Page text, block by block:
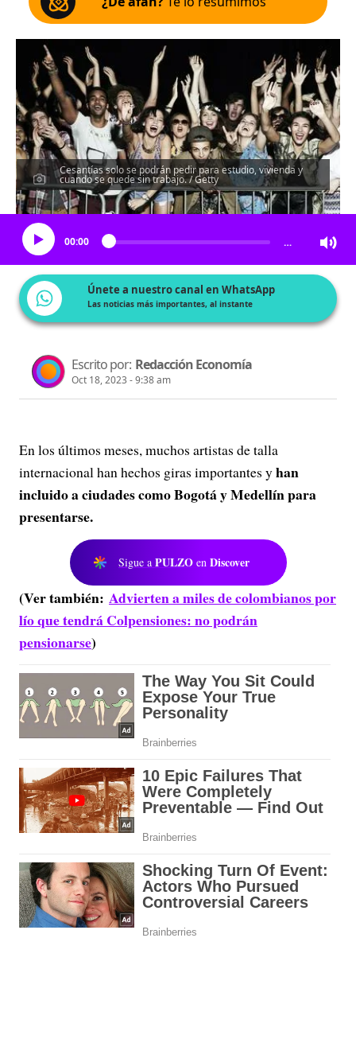
Cesantías solo se podrán pedir para estudio, vivienda y
cuando se quede sin trabajo. / Getty
Escucha el artículo
00:00 …
Únete a nuestro canal en WhatsApp
Las noticias más importantes, al instante
Escrito por: Redacción Economía
Oct 18, 2023 - 9:38 am
En los últimos meses, muchos artistas de talla
internacional han hechos giras importantes yhan
incluido a ciudades como Bogotá y Medellín para
presentarse.
Sigue a PULZO en Discover
(Ver también: Advierten a miles de colombianos por
lío que tendrá Colpensiones: no podrán
pensionarse)